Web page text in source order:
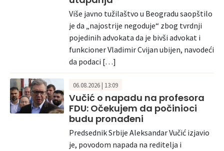
Više javno tužilaštvo u Beogradu saopštilo
je da „najostrije negoduje“ zbog tvrdnji
pojedinih advokata da je bivši advokat i
funkcioner Vladimir Cvijan ubijen, navodeći
da podaci […]
06.08.2026 | 13:09
Vučić o napadu na profesora
FDU: Očekujem da počinioci
budu pronađeni
Predsednik Srbije Aleksandar Vučić izjavio
je, povodom napada na reditelja i